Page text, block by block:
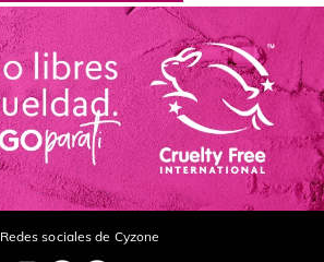
Redes sociales de Cyzone